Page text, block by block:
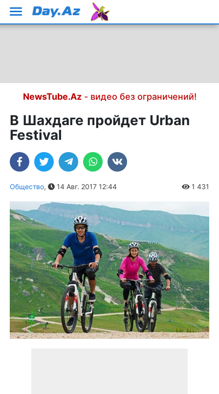
NewsTube.Az- видео без ограничений!
В Шахдаге пройдет Urban
Festival
Общество, 14 Авг. 2017 12:44 1 431